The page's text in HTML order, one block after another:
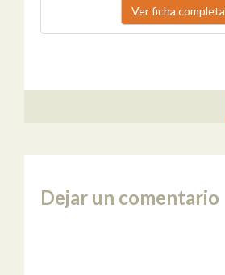
Ver ficha completa
Dejar un comentario